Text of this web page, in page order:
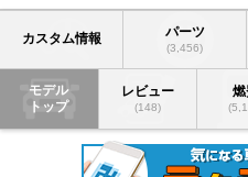
カスタム情報 パーツ
(3,456)
モデル
トップ
レビュー
(148)